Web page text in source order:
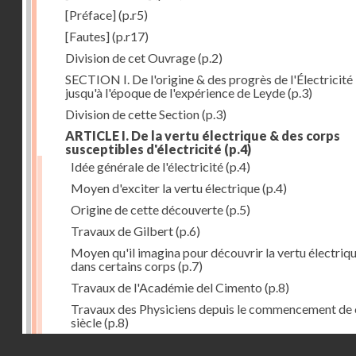
[Préface](p.r5)
[Fautes](p.r17)
Division de cet Ouvrage(p.2)
SECTION I. De l'origine & des progrès de l'Électricité
jusqu'à l'époque de l'expérience de Leyde(p.3)
Division de cette Section(p.3)
ARTICLE I. De la vertu électrique & des corps
susceptibles d'électricité (p.4)
Idée générale de l'électricité(p.4)
Moyen d'exciter la vertu électrique(p.4)
Origine de cette découverte(p.5)
Travaux de Gilbert(p.6)
Moyen qu'il imagina pour découvrir la vertu
dans certains corps (p.7)
Travaux de l'Académie del Cimento (p.8)
Travaux des Physiciens depuis le commencement de
siècle(p.8)